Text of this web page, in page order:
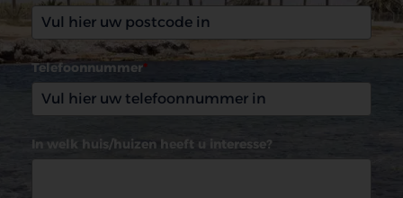
Telefoonnummer*
In welk huis/huizen heeft u interesse?